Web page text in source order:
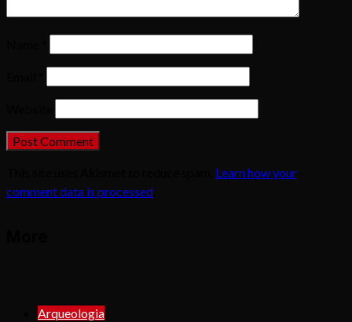
Learn how your
comment data is processed
Arqueologia